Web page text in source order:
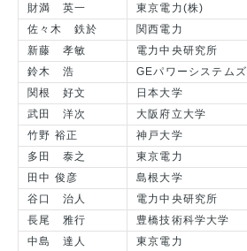
財満 英一
東京電力(株)
佐々木 鉄於
関西電力
新藤 孝敏
電力中央研究所
鈴木 浩
GEパワーシステムズ
関根 好文
日本大学
武田 洋次
大阪府立大学
竹野 裕正
神戸大学
多田 泰之
東京電力
田中 俊彦
島根大学
谷口 治人
電力中央研究所
長尾 雅行
豊橋技術科学大学
中島 達人
東京電力